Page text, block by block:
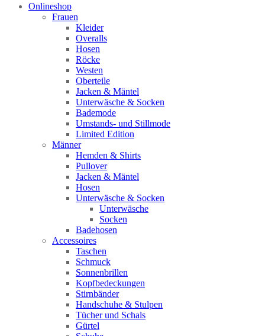
Onlineshop
Frauen
Kleider
Overalls
Hosen
Röcke
Westen
Oberteile
Jacken & Mäntel
Unterwäsche & Socken
Bademode
Umstands- und Stillmode
Limited Edition
Männer
Hemden & Shirts
Pullover
Jacken & Mäntel
Hosen
Unterwäsche & Socken
Unterwäsche
Socken
Badehosen
Accessoires
Taschen
Schmuck
Sonnenbrillen
Kopfbedeckungen
Stirnbänder
Handschuhe & Stulpen
Tücher und Schals
Gürtel